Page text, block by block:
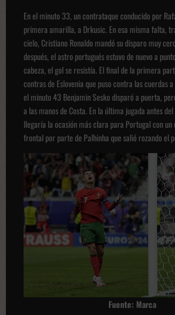
En el minuto 33, un contrataque conducido por
primera amarilla, a Drkusic. En esa misma falta,
cielo, Cristiano Ronaldo mandó su disparo muy
después, el astro portugués estuvo de nuevo a
cabeza, el gol se resistía. El final de la primera
contras de Eslovenia que puso contra las cuerdas a
el minuto 43 Benjamin Sesko disparó a puerta,
a las manos de Costa. En la última jugada antes
llegaría la ocasión más clara para Portugal con un
frontal por parte de Palhinha que salió rozando el
Fuente: Marca